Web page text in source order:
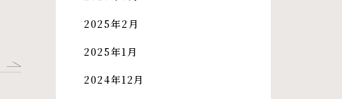
2025年2月
2025年1月
2024年12月